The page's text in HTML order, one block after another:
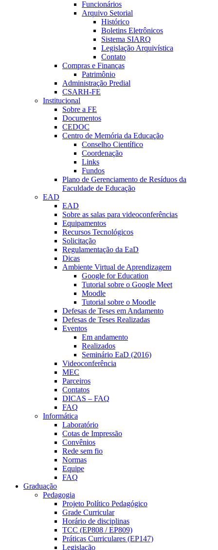
Funcionários
Arquivo Setorial
Histórico
Boletins Eletrônicos
Sistema SIARQ
Legislação Arquivística
Contato
Compras e Finanças
Patrimônio
Administração Predial
CSARH-FE
Institucional
Sobre a FE
Documentos
CEDOC
Centro de Memória da Educação
Conselho Científico
Coordenação
Links
Fundos
Plano de Gerenciamento de Resíduos da
Faculdade de Educação
EAD
EAD
Sobre as salas para videoconferências
Equipamentos
Recursos Tecnológicos
Solicitação
Regulamentação da EaD
Dicas
Ambiente Virtual de Aprendizagem
Google for Education
Tutorial sobre o Google Meet
Moodle
Tutorial sobre o Moodle
Defesas de Teses em Andamento
Defesas de Teses Realizadas
Eventos
Em andamento
Realizados
Seminário EaD (2016)
Videoconferência
MEC
Parceiros
Contatos
DICAS – FAQ
FAQ
Informática
Laboratório
Cotas de Impressão
Convênios
Rede sem fio
Normas
Equipe
FAQ
Graduação
Pedagogia
Projeto Político Pedagógico
Grade Curricular
Horário de disciplinas
TCC (EP808 / EP809)
Práticas Curriculares (EP147)
Legislação